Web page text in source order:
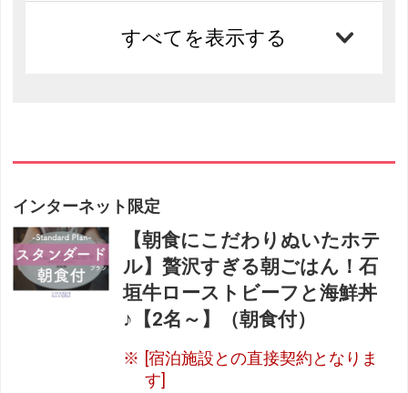
すべてを表示する
インターネット限定
【朝食にこだわりぬいたホテ
ル】贅沢すぎる朝ごはん！石
垣牛ローストビーフと海鮮丼
♪【2名～】（朝食付）
[宿泊施設との直接契約となりま
す]